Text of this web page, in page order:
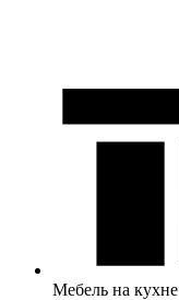
Мебель на кухне